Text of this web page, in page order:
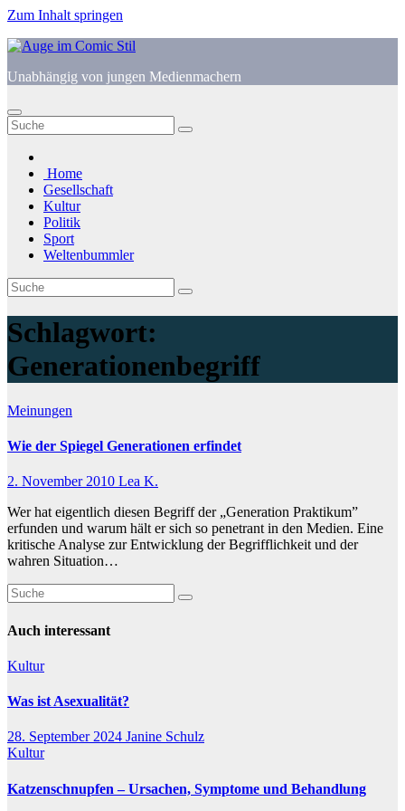
Zum Inhalt springen
Unabhängig von jungen Medienmachern
Home
Gesellschaft
Kultur
Politik
Sport
Weltenbummler
Schlagwort:
Generationenbegriff
Meinungen
Wie der Spiegel Generationen erfindet
2. November 2010 Lea K.
Wer hat eigentlich diesen Begriff der „Generation Praktikum”
erfunden und warum hält er sich so penetrant in den Medien. Eine
kritische Analyse zur Entwicklung der Begrifflichkeit und der
wahren Situation…
Auch interessant
Kultur
Was ist Asexualität?
28. September 2024 Janine Schulz
Kultur
Katzenschnupfen – Ursachen, Symptome und Behandlung